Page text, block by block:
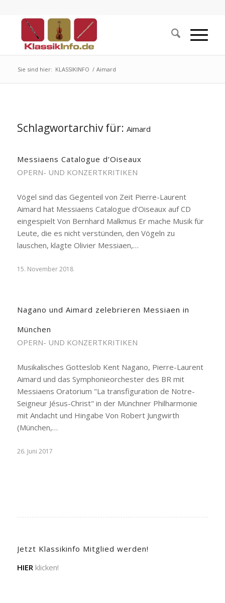
Sie sind hier: KLASSIKINFO / Aimard
Schlagwortarchiv für: Aimard
Messiaens Catalogue d’Oiseaux
OPERN- UND KONZERTKRITIKEN
Vögel sind das Gegenteil von Zeit Pierre-Laurent
Aimard hat Messiaens Catalogue d’Oiseaux auf CD
eingespielt Von Bernhard Malkmus Er mache Musik für
Leute, die es nicht verstünden, den Vögeln zu
lauschen, klagte Olivier Messiaen,…
15. November 2018
Nagano und Aimard zelebrieren Messiaen in
München
OPERN- UND KONZERTKRITIKEN
Musikalisches Gotteslob Kent Nagano, Pierre-Laurent
Aimard und das Symphonieorchester des BR mit
Messiaens Oratorium "La transfiguration de Notre-
Seigneur Jésus-Christ" in der Münchner Philharmonie
mit Andacht und Hingabe Von Robert Jungwirth
(München,…
26. Juni 2017
Jetzt Klassikinfo Mitglied werden!
HIER klicken!